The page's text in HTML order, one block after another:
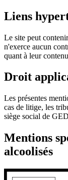
Liens
Le site peut
n'exerce aucun
quant à leur
Droit
Les présentes
cas de litige, les
siège social de
Mentions
alcoolisés